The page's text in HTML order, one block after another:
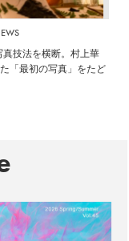
真技法を横断。村上華
「最初の写真」をたど